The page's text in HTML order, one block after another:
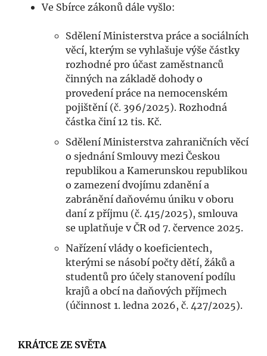
Ve Sbírce zákonů dále vyšlo:
Sdělení Ministerstva práce a sociálních
věcí, kterým se vyhlašuje výše částky
rozhodné pro účast zaměstnanců
činných na základě dohody o
provedení práce na nemocenském
pojištění (č. 396/2025). Rozhodná
částka činí 12 tis. Kč.
Sdělení Ministerstva zahraničních věcí
o sjednání Smlouvy mezi Českou
republikou a Kamerunskou republikou
o zamezení dvojímu zdanění a
zabránění daňovému úniku v oboru
daní z příjmu (č. 415/2025), smlouva
se uplatňuje v ČR od 7. července 2025.
Nařízení vlády o koeficientech,
kterými se násobí počty dětí, žáků a
studentů pro účely stanovení podílu
krajů a obcí na daňových příjmech
(účinnost 1. ledna 2026, č. 427/2025).
KRÁTCE ZE SVĚTA